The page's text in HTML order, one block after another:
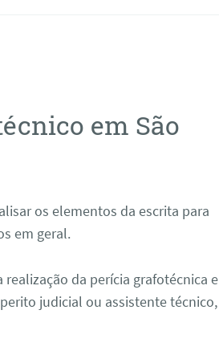
em São
os elementos da escrita para
em geral.
da perícia grafotécnica e
judicial ou assistente técnico,